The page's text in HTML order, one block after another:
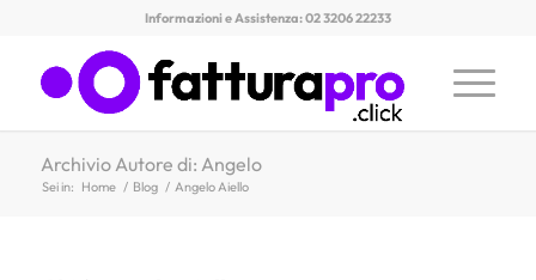
Informazioni e Assistenza: 02 3206 22233
Archivio Autore di: Angelo
Sei in: Home / Blog / Angelo Aiello